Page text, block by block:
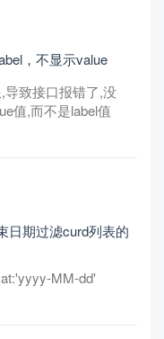
，不显示value
致接口报错了,没
值,而不是label值
日期过滤curd列表的
MM-dd'